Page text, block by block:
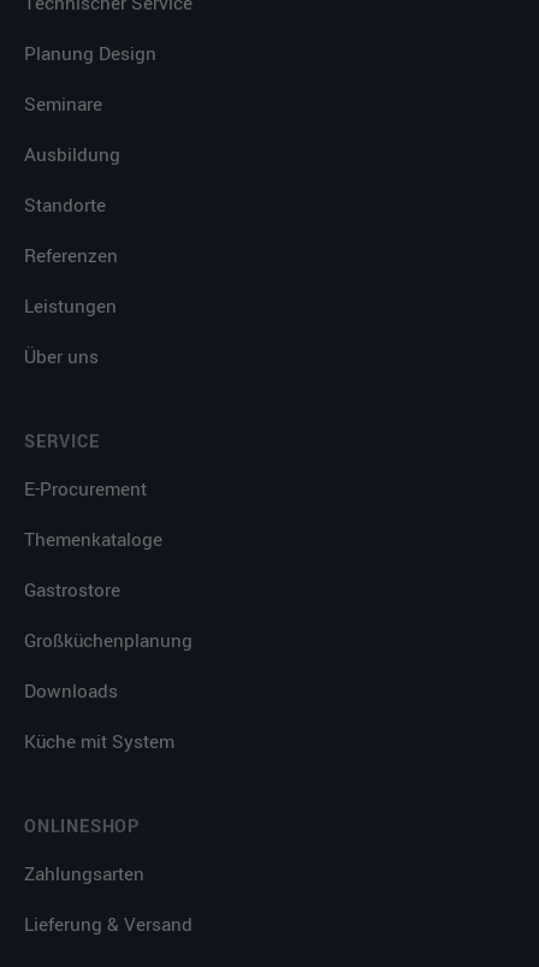
Planung Design
Seminare
Ausbildung
Standorte
Referenzen
Leistungen
Über uns
SERVICE
E-Procurement
Themenkataloge
Gastrostore
Großküchenplanung
Downloads
Küche mit System
ONLINESHOP
Zahlungsarten
Lieferung & Versand